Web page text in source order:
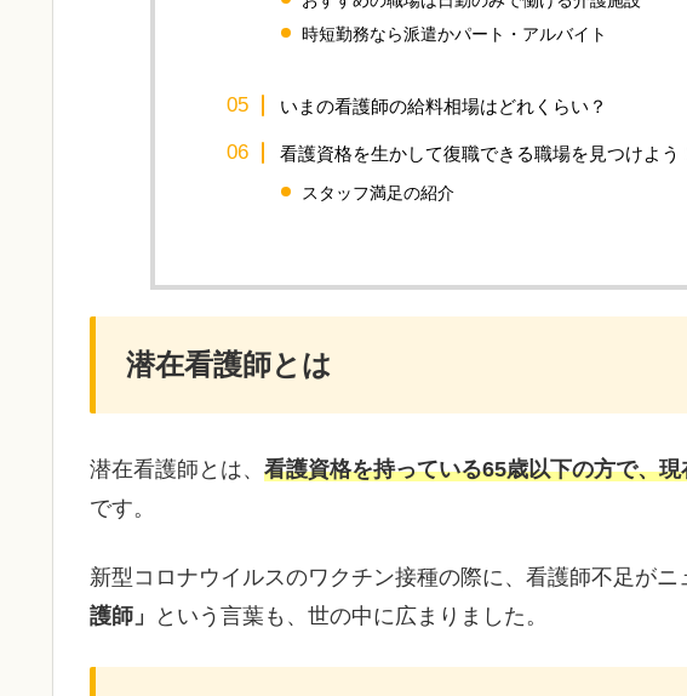
時短勤務なら派遣かパート・アルバイト
いまの看護師の給料相場はどれくらい？
看護資格を生かして復職できる職場を見つけよう
スタッフ満足の紹介
潜在看護師とは
潜在看護師とは、 看護資格を持っている65歳以下の方で、
です。
新型コロナウイルスのワクチン接種の際に、看護師不足が
護師」
という言葉も、世の中に広まりました。